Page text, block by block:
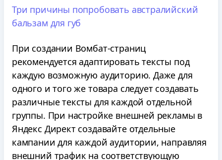
Три причины попробовать австралийский
бальзам для губ
При создании Вомбат-страниц
рекомендуется адаптировать тексты под
каждую возможную аудиторию. Даже для
одного и того же товара следует создавать
различные тексты для каждой отдельной
группы. При настройке внешней рекламы в
Яндекс Директ создавайте отдельные
кампании для каждой аудитории, направляя
внешний трафик на соответствующую